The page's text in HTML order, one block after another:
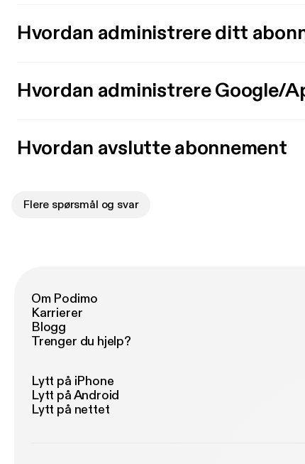
Hvordan administrere ditt
Hvordan administrere Google/
Hvordan avslutte abonnement
Flere spørsmål og svar
Om Podimo
Karrierer
Blogg
Trenger du hjelp?
Lytt på iPhone
Lytt på Android
Lytt på nettet